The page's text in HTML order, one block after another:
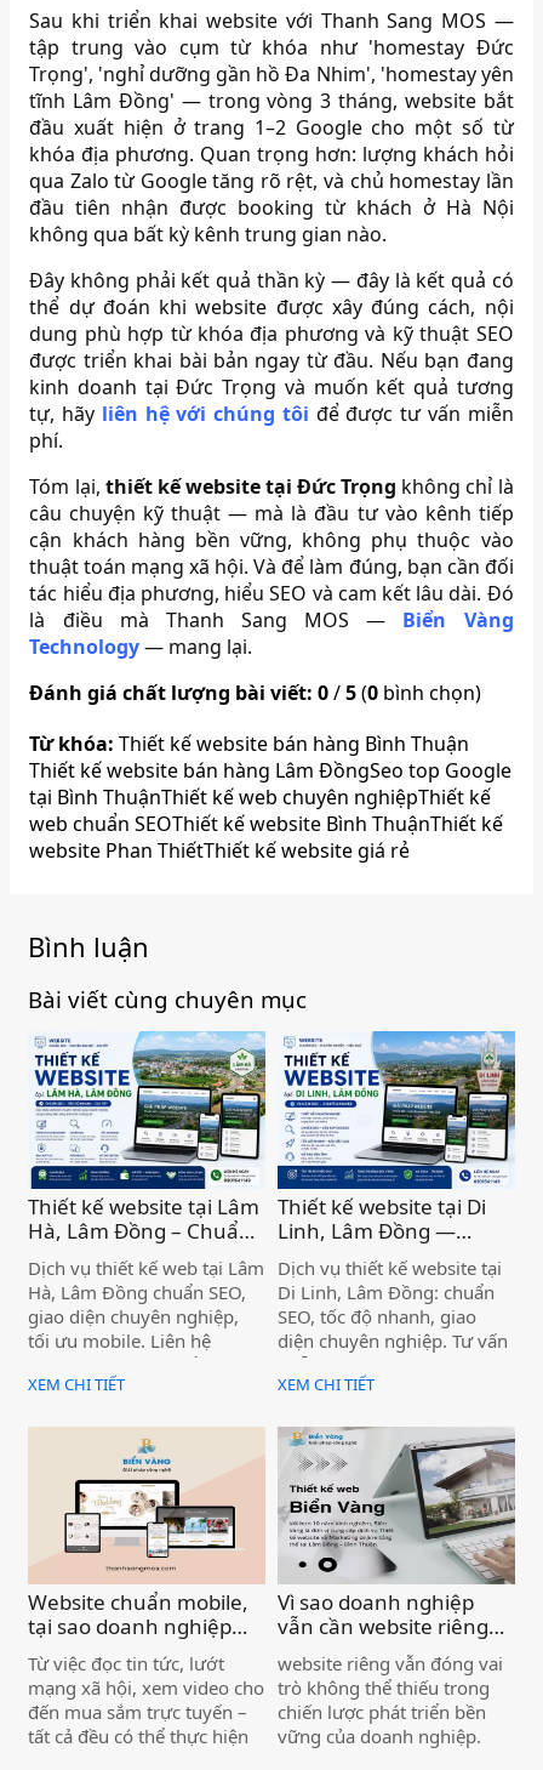
Sau khi triển khai website với Thanh Sang MOS —
tập trung vào cụm từ khóa như 'homestay Đức
Trọng', 'nghỉ dưỡng gần hồ Đa Nhim', 'homestay yên
tĩnh Lâm Đồng' — trong vòng 3 tháng, website bắt
đầu xuất hiện ở trang 1–2 Google cho một số từ
khóa địa phương. Quan trọng hơn: lượng khách hỏi
qua Zalo từ Google tăng rõ rệt, và chủ homestay lần
đầu tiên nhận được booking từ khách ở Hà Nội
không qua bất kỳ kênh trung gian nào.
Đây không phải kết quả thần kỳ — đây là kết quả có
thể dự đoán khi website được xây đúng cách, nội
dung phù hợp từ khóa địa phương và kỹ thuật SEO
được triển khai bài bản ngay từ đầu. Nếu bạn đang
kinh doanh tại Đức Trọng và muốn kết quả tương
tự, hãy liên hệ với chúng tôi để được tư vấn miễn
phí.
Tóm lại, thiết kế website tại Đức Trọng không chỉ là
câu chuyện kỹ thuật — mà là đầu tư vào kênh tiếp
cận khách hàng bền vững, không phụ thuộc vào
thuật toán mạng xã hội. Và để làm đúng, bạn cần đối
tác hiểu địa phương, hiểu SEO và cam kết lâu dài. Đó
là điều mà Thanh Sang MOS — Biển Vàng
Technology— mang lại.
Đánh giá chất lượng bài viết:0/5(0 bình chọn)
Từ khóa:Thiết kế website bán hàng Bình Thuận
Thiết kế website bán hàng Lâm ĐồngSeo top Google
tại Bình ThuậnThiết kế web chuyên nghiệpThiết kế
web chuẩn SEOThiết kế website Bình ThuậnThiết kế
website Phan ThiếtThiết kế website giá rẻ
Bình luận
Bài viết cùng chuyên mục
Thiết kế website tại Lâm
Hà, Lâm Đồng – Chuẩn
SEO, Giá Tốt )
Dịch vụ thiết kế web tại Lâm
Hà, Lâm Đồng chuẩn SEO,
giao diện chuyên nghiệp,
tối ưu mobile. Liên hệ
Thanh Sang MOS để được
tư vấn miễn phí ngay hôm
XEM CHI TIẾT
Thiết kế website tại Di
Linh, Lâm Đồng —
Chuẩn SEO, Chuyên
nghiệp )
Dịch vụ thiết kế website tại
Di Linh, Lâm Đồng: chuẩn
SEO, tốc độ nhanh, giao
diện chuyên nghiệp. Tư vấn
miễn phí, bàn giao đúng
hạn. Liên hệ ngay!
XEM CHI TIẾT
Website chuẩn mobile,
tại sao doanh nghiệp
cần quan tâm? Dịch vụ
thiết kế website chuyên
nghiệp )
Từ việc đọc tin tức, lướt
mạng xã hội, xem video cho
đến mua sắm trực tuyến –
tất cả đều có thể thực hiện
Vì sao doanh nghiệp
vẫn cần website riêng
dù đã có Facebook, Zalo
)
website riêng vẫn đóng vai
trò không thể thiếu trong
chiến lược phát triển bền
vững của doanh nghiệp.